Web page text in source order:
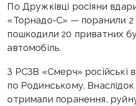
По Дружківці росіяни
«Торнадо-С» — поранили 2
пошкодили 20 приватних
автомобіль.
З РСЗВ «Смерч» російські
по Родинському.
отримали поранення,